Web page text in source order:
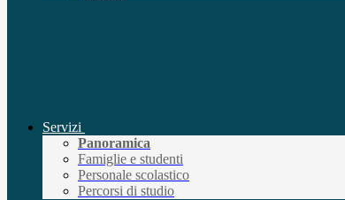
Servizi
Panoramica
Famiglie e studenti
Personale scolastico
Percorsi di studio